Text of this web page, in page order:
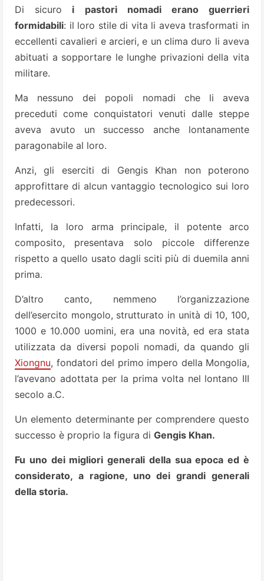
Di sicuro i pastori nomadi erano guerrieri
formidabili: il loro stile di vita li aveva trasformati in
eccellenti cavalieri e arcieri, e un clima duro li aveva
abituati a sopportare le lunghe privazioni della vita
militare.
Ma nessuno dei popoli nomadi che li aveva
preceduti come conquistatori venuti dalle steppe
aveva avuto un successo anche lontanamente
paragonabile al loro.
Anzi, gli eserciti di Gengis Khan non poterono
approfittare di alcun vantaggio tecnologico sui loro
predecessori.
Infatti, la loro arma principale, il potente arco
composito, presentava solo piccole differenze
rispetto a quello usato dagli sciti più di duemila anni
prima.
D’altro canto, nemmeno l’organizzazione
dell’esercito mongolo, strutturato in unità di 10, 100,
1000 e 10.000 uomini, era una novità, ed era stata
utilizzata da diversi popoli nomadi, da quando gli
Xiongnu, fondatori del primo impero della Mongolia,
l’avevano adottata per la prima volta nel lontano III
secolo a.C.
Un elemento determinante per comprendere questo
successo è proprio la figura di Gengis Khan.
Fu uno dei migliori generali della sua epoca ed è
considerato, a ragione, uno dei grandi generali
della storia.